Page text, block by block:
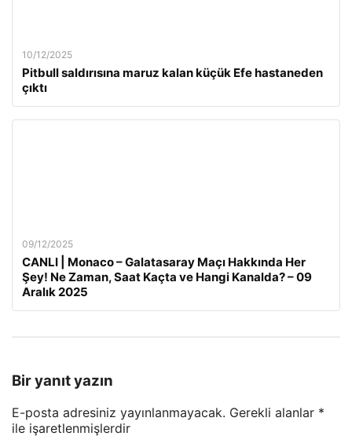
10/12/2025
Pitbull saldırısına maruz kalan küçük Efe hastaneden
çıktı
09/12/2025
CANLI | Monaco – Galatasaray Maçı Hakkında Her
Şey! Ne Zaman, Saat Kaçta ve Hangi Kanalda? – 09
Aralık 2025
Bir yanıt yazın
E-posta adresiniz yayınlanmayacak. Gerekli alanlar *
ile işaretlenmişlerdir